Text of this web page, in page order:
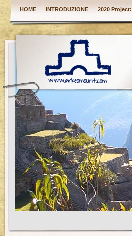
HOME INTRODUZIONE 2020